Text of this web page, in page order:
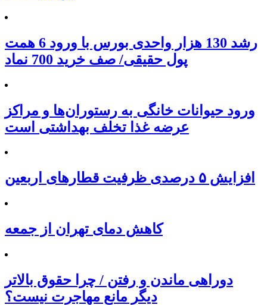
رشد 130 هزار واحدی بورس با ورود 6 همت
پول حقیقی/ صف خرید 700 نماد
ورود حیوانات خانگی به رستوران‌ها و مراکز
عرضه غذا تخلف بهداشتی است
افزایش ۵ درصدی ظرفیت قطارهای اربعین
کاهش دمای تهران از جمعه
دوراهی ماندن و رفتن / چرا حقوق بالاتر
دیگر مانع مهاجرت نیست؟